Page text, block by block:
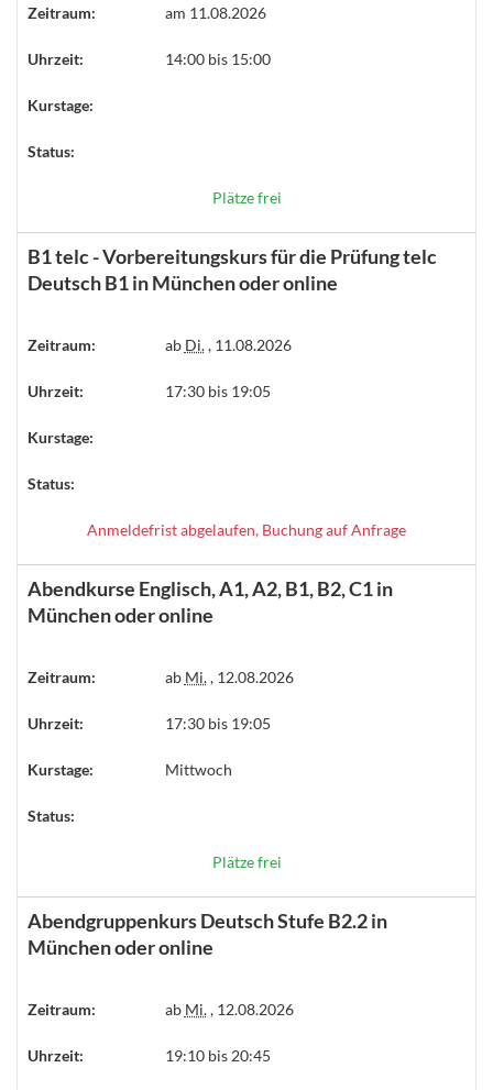
Zeitraum: am 11.08.2026
Uhrzeit: 14:00 bis 15:00
Kurstage:
Status:
Plätze frei
B1 telc - Vorbereitungskurs für die Prüfung telc
Deutsch B1 in München oder online
Zeitraum: ab Di., 11.08.2026
Uhrzeit: 17:30 bis 19:05
Kurstage:
Status:
Anmeldefrist abgelaufen, Buchung auf Anfrage
Abendkurse Englisch, A1, A2, B1, B2, C1 in
München oder online
Zeitraum: ab Mi., 12.08.2026
Uhrzeit: 17:30 bis 19:05
Kurstage: Mittwoch
Status:
Plätze frei
Abendgruppenkurs Deutsch Stufe B2.2 in
München oder online
Zeitraum: ab Mi., 12.08.2026
Uhrzeit: 19:10 bis 20:45